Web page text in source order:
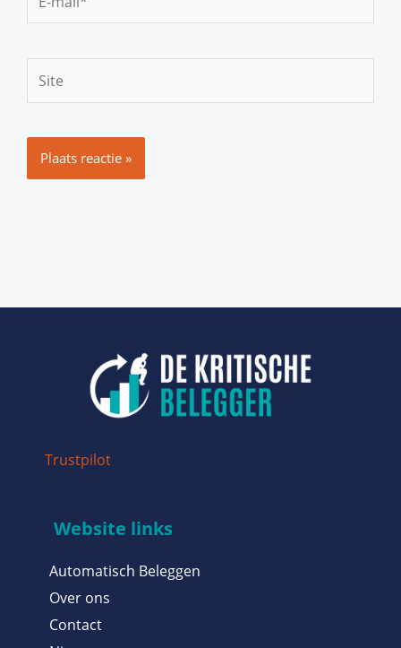
mail*
Site
Trustpilot
Website links
Automatisch Beleggen
Over ons
Contact